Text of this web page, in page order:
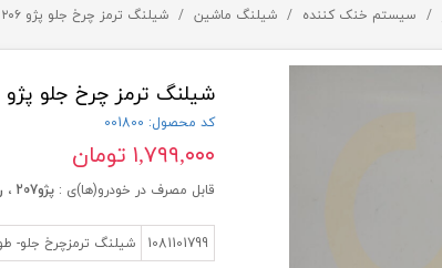
سیستم خنک کننده شیلنگ ماشین شیلنگ ترمز چرخ جلو پژو ۲۰۶ - ISACO - ایساکو
شیلنگ ترمز چرخ جلو پژو ۲۰۶ - ISACO - ایساکو
کد محصول: 001800
۱,۷۹۹,۰۰۰ تومان
قابل مصرف در خودرو(ها)ی : پژو207 ، رانا ، پژو 206
1081101799 شیلنگ ترمزچرخ جلو- طول